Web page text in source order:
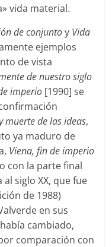
vida material.
de conjuntoy Vida
ejemplos
de vista
de nuestro siglo
imperio [1990] se
muerte de las ideas,
ya maduro de
Viena, fin de imperio
con la parte final
siglo XX, que fue
de 1988)
en sus
cambiado,
comparación con